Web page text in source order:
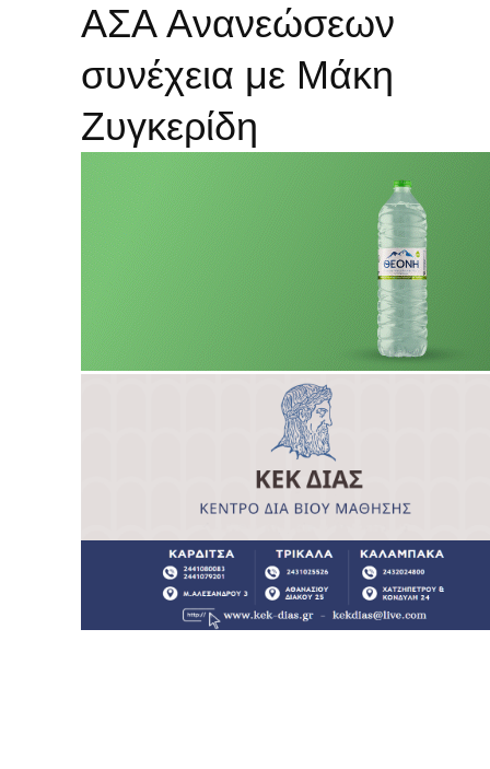
ΑΣΑ Aνανεώσεων
συνέχεια με Μάκη
Ζυγκερίδη